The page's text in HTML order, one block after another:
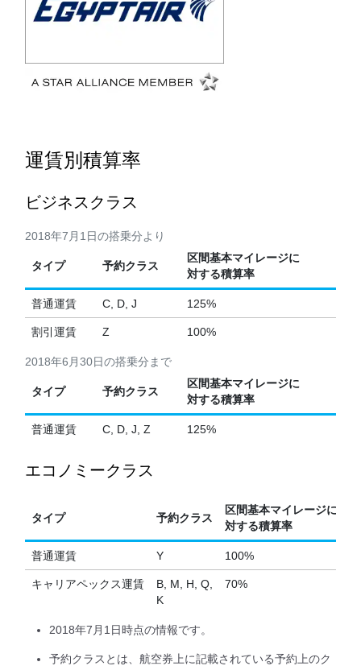
運賃別積算率
ビジネスクラス
2018年7月1日の搭乗分より
タイプ 予約クラス
区間基本マイレージに
対する積算率
普通運賃 C, D, J 125%
割引運賃 Z 100%
2018年6月30日の搭乗分まで
タイプ 予約クラス
区間基本マイレージに
対する積算率
普通運賃 C, D, J, Z 125%
エコノミークラス
タイプ 予約クラス
区間基本マイレージに
対する積算率
普通運賃 Y 100%
キャリアペックス運賃
B, M, H, Q,
K
70%
2018年7月1日時点の情報です。
予約クラスとは、航空券上に記載されている予約上のク